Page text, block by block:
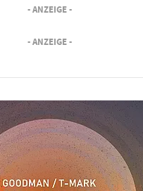
- ANZEIGE -
- ANZEIGE -